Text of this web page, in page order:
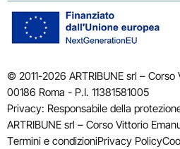
© 2011-2026 ARTRIBUNE srl –
00186 Roma - P.I. 11381581005
Privacy: Responsabile della
ARTRIBUNE srl – Corso Vittorio
Termini e condizioniPrivacy Policy